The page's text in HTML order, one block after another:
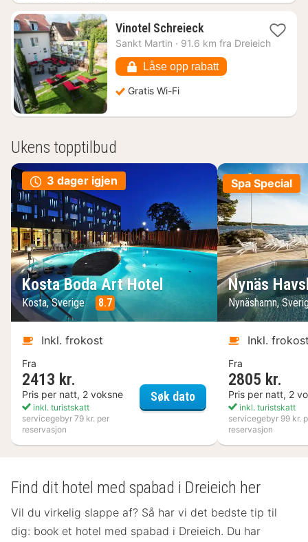
Vinotel Schreieck1
natt
1689
kr.
Sankt Martin · 91.6 km fra Dreieich
Låse opp rabatt
Gratis Wi-Fi
Ukens topptilbud
3 dager igjen
Kosta Boda Art Hotel
Kosta, Sverige 8.7
Inkl. frokost
Fra
2413 kr.
Pris per natt, 2 voksne
inkl. turistskatt
servicegebyr 79 kr. per
reservasjon
Søk datoKosta Boda Art Hotel
Spa Special
Nynäs
Nynäshamn,
Inkl.
Fra
2805 kr.
Pris per natt, 2
inkl. turistskatt
servicegebyr 99 kr.
reservasjon
Find dit hotel med spabad i Dreieich her
Vil du virkelig slappe af? Så har vi det bedste tip til
dig: book et hotel med spabad i Dreieich. Du har